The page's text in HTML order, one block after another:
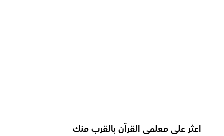
اعثر على معلمي القرآن بالقرب منك